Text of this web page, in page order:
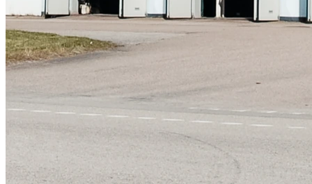
Skadeverkstad